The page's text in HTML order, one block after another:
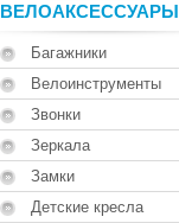
ВЕЛОАКСЕССУАРЫ
Багажники
Велоинструменты
Звонки
Зеркала
Замки
Детские кресла